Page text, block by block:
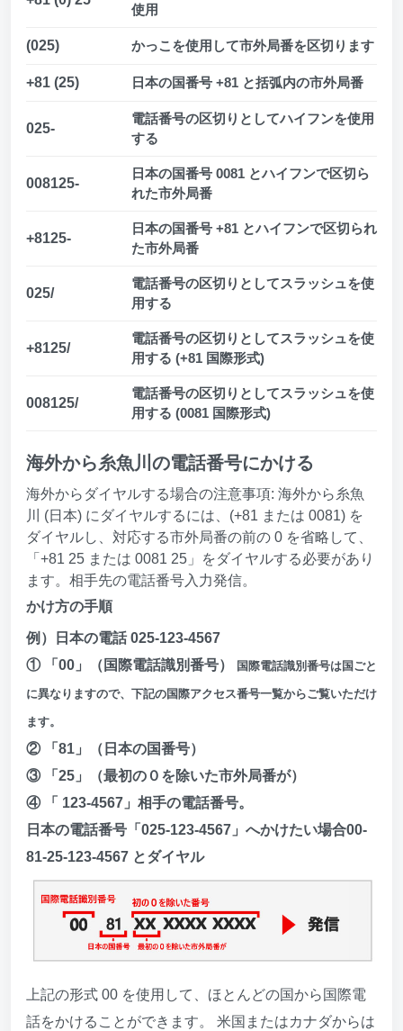
使用
(025) かっこを使用して市外局番を区切ります
+81 (25) 日本の国番号 +81 と括弧内の市外局番
025-
電話番号の区切りとしてハイフンを使用
する
008125-
日本の国番号 0081 とハイフンで区切ら
れた市外局番
+8125-
日本の国番号 +81 とハイフンで区切られ
た市外局番
025/
電話番号の区切りとしてスラッシュを使
用する
+8125/
電話番号の区切りとしてスラッシュを使
用する (+81 国際形式)
008125/
電話番号の区切りとしてスラッシュを使
用する (0081 国際形式)
海外から糸魚川の電話番号にかける
海外からダイヤルする場合の注意事項: 海外から糸魚
川 (日本) にダイヤルするには、(+81 または 0081) を
ダイヤルし、対応する市外局番の前の 0 を省略して、
「+81 25 または 0081 25」をダイヤルする必要があり
ます。相手先の電話番号入力発信。
かけ方の手順
例）日本の電話 025-123-4567
① 「00」（国際電話識別番号）
国際電話識別番号は国ごと
に異なりますので、下記の国際アクセス番号一覧からご覧いただけ
ます。
② 「81」（日本の国番号）
③ 「25」（最初の０を除いた市外局番が）
④ 「 123-4567」相手の電話番号。
日本の電話番号「025-123-4567」へかけたい場合00-
81-25-123-4567 とダイヤル
上記の形式 00 を使用して、ほとんどの国から国際電
話をかけることができます。 米国またはカナダからは